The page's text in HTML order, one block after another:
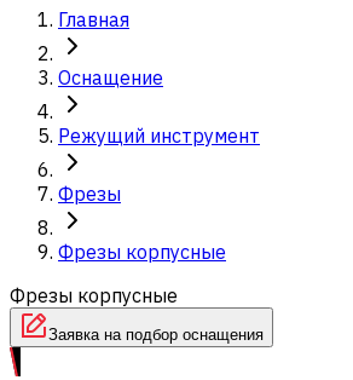
Главная
Оснащение
Режущий инструмент
Фрезы
Фрезы корпусные
Фрезы корпусные
Заявка на подбор оснащения